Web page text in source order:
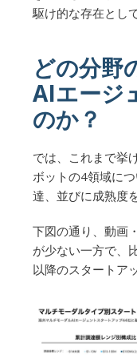
駆け的な存在として
どの分野
AIエージ
のか？
では、これまで挙
ボットの4領域に
達、並びに成熟度
下図の通り、動画
が少ない一方で、
以降のスタートア